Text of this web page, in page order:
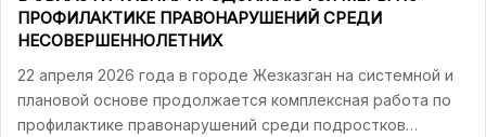
ПРОФИЛАКТИКЕ ПРАВОНАРУШЕНИЙ СРЕДИ
НЕСОВЕРШЕННОЛЕТНИХ
22 апреля 2026 года в городе Жезказган на системной и
плановой основе продолжается комплексная работа по
профилактике правонарушений среди подростков…